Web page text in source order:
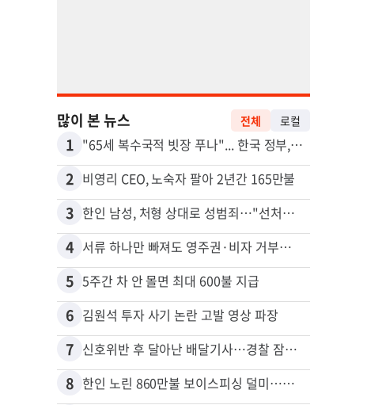
많이 본 뉴스 전체 로컬
1 "65세 복수국적 빗장 푸나"... 한국 정부, 연령 완화 전면 추진
2 비영리 CEO, 노숙자 팔아 2년간 165만불
3 한인 남성, 처형 상대로 성범죄…"선처해줬더니 배신자 취급"
4 서류 하나만 빠져도 영주권·비자 거부…심사관 재량권 대폭 확대
5 5주간 차 안 몰면 최대 600불 지급
6 김원석 투자 사기 논란 고발 영상 파장
7 신호위반 후 달아난 배달기사…경찰 잠복해 잡고보니 ‘반전’
8 한인 노린 860만불 보이스피싱 덜미…영사관·한국 검찰 사칭